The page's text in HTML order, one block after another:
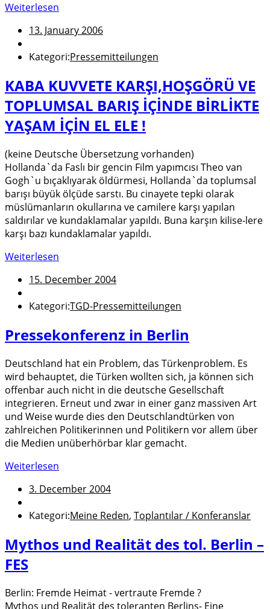
Weiterlesen
13. January 2006
Kategori:Pressemitteilungen
KABA KUVVETE KARŞI,HOŞGÖRÜ VE
TOPLUMSAL BARIŞ İÇİNDE BİRLİKTE
YAŞAM İÇİN EL ELE !
(keine Deutsche Übersetzung vorhanden)
Hollanda`da Faslı bir gencin Film yapımcısı Theo van
Gogh`u bıçaklıyarak öldürmesi, Hollanda`da toplumsal
barışı büyük ölçüde sarstı. Bu cinayete tepki olarak
müslümanların okullarına ve camilere karşı yapılan
saldırılar ve kundaklamalar yapıldı. Buna karşın kilise-lere
karşı bazı kundaklamalar yapıldı.
Weiterlesen
15. December 2004
Kategori:TGD-Pressemitteilungen
Pressekonferenz in Berlin
Deutschland hat ein Problem, das Türkenproblem. Es
wird behauptet, die Türken wollten sich, ja können sich
offenbar auch nicht in die deutsche Gesellschaft
integrieren. Erneut und zwar in einer ganz massiven Art
und Weise wurde dies den Deutschlandtürken von
zahlreichen Politikerinnen und Politikern vor allem über
die Medien unüberhörbar klar gemacht.
Weiterlesen
3. December 2004
Kategori:Meine Reden, Toplantılar / Konferanslar
Mythos und Realität des tol. Berlin –
FES
Berlin: Fremde Heimat - vertraute Fremde ?
Mythos und Realität des toleranten Berlins- Eine